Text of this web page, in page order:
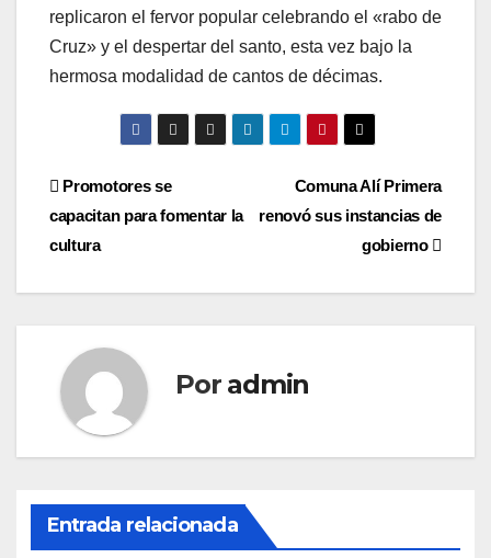
replicaron el fervor popular celebrando el «rabo de
Cruz» y el despertar del santo, esta vez bajo la
hermosa modalidad de cantos de décimas.
Navegación
de
entradas
Comuna Alí Primera
renovó sus instancias de
gobierno
Promotores se
capacitan para fomentar la
cultura
Por admin
Entrada relacionada